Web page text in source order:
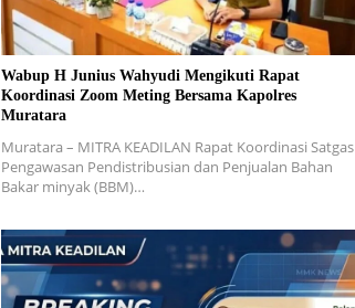
Wabup H Junius Wahyudi Mengikuti Rapat
Koordinasi Zoom Meting Bersama Kapolres
Muratara
Muratara – MITRA KEADILAN Rapat Koordinasi Satgas
Pengawasan Pendistribusian dan Penjualan Bahan
Bakar minyak (BBM)…